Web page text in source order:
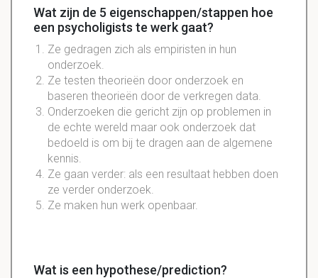
Wat zijn de 5 eigenschappen/stappen hoe
een psycholigists te werk gaat?
Ze gedragen zich als empiristen in hun
onderzoek.
Ze testen theorieën door onderzoek en
baseren theorieën door de verkregen data.
Onderzoeken die gericht zijn op problemen in
de echte wereld maar ook onderzoek dat
bedoeld is om bij te dragen aan de algemene
kennis.
Ze gaan verder: als een resultaat hebben doen
ze verder onderzoek.
Ze maken hun werk openbaar.
Wat is een hypothese/prediction?